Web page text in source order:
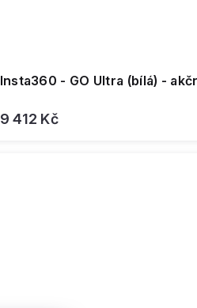
Insta360 - GO Ultra (bílá) -
9 412 Kč